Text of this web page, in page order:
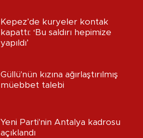
Kepez’de kuryeler kontak
kapattı: ‘Bu saldırı hepimize
yapıldı’
Güllü'nün kızına ağırlaştırılmış
müebbet talebi
Yeni Parti'nin Antalya kadrosu
açıklandı